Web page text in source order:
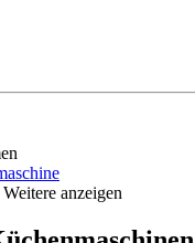
Weitere anzeigen